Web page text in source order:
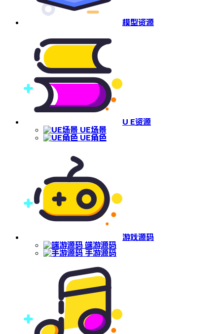
模型资源
U E资源
UE场景
UE角色
游戏源码
端游源码
手游源码